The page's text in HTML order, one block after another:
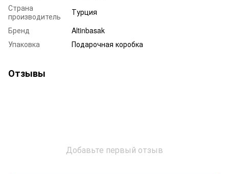
Страна
производитель
Турция
Бренд
Altinbasak
Упаковка
Подарочная коробка
Отзывы
Добавьте первый отзыв